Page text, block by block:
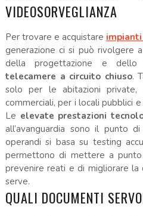
VIDEOSORVEGLIANZA
Per trovare e acquistare
generazione ci si può rivolgere
della progettazione e
telecamere a circuito chiuso.
solo per le abitazioni
commerciali, per i locali pubblici
Le elevate prestazioni
all’avanguardia sono il punto
operandi si basa su testing
permettono di mettere a punto
prevenire reati e di migliorare
serve.
QUALI DOCUMENTI